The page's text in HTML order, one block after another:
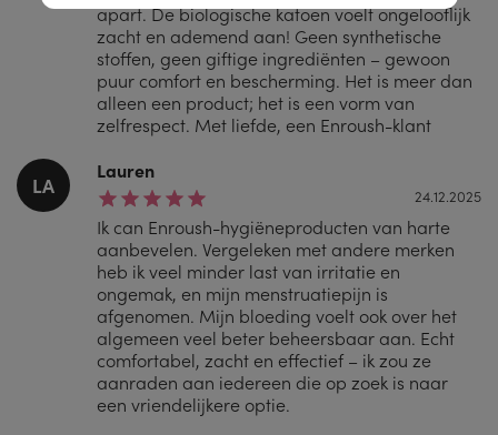
apart. De biologische katoen voelt ongelooflijk
zacht en ademend aan! Geen synthetische
stoffen, geen giftige ingrediënten – gewoon
puur comfort en bescherming. Het is meer dan
alleen een product; het is een vorm van
zelfrespect. Met liefde, een Enroush-klant
LA
Lauren
24.12.2025
Ik can Enroush-hygiëneproducten van harte
aanbevelen. Vergeleken met andere merken
heb ik veel minder last van irritatie en
ongemak, en mijn menstruatiepijn is
afgenomen. Mijn bloeding voelt ook over het
algemeen veel beter beheersbaar aan. Echt
comfortabel, zacht en effectief – ik zou ze
aanraden aan iedereen die op zoek is naar
een vriendelijkere optie.